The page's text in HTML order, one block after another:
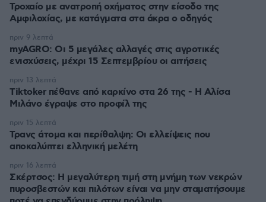
Τροχαίο με ανατροπή οχήματος στην είσοδο της
Αμφιλοχίας, με κατάγματα στα άκρα ο οδηγός
myAGRO: Οι 5 μεγάλες αλλαγές στις αγροτικές
ενισχύσεις, μέχρι 15 Σεπτεμβρίου οι αιτήσεις
πριν 9 λεπτά
Tiktoker πέθανε από καρκίνο στα 26 της - Η Αλίσα
Μιλάνο έγραψε στο προφίλ της
πριν 13 λεπτά
Τρανς άτομα και περίθαλψη: Οι ελλείψεις που
αποκαλύπτει ελληνική μελέτη
πριν 15 λεπτά
Σκέρτσος: Η μεγαλύτερη τιμή στη μνήμη των νεκρών
πυροσβεστών και πιλότων είναι να μην σταματήσουμε
πριν 16 λεπτά